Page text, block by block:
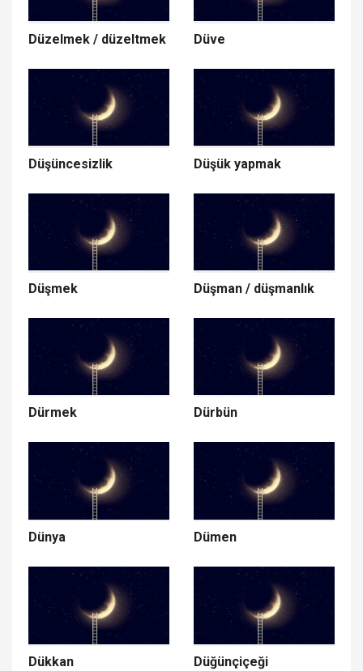
Düzelmek / düzeltmek Düve
Düşüncesizlik Düşük yapmak
Düşmek Düşman / düşmanlık
Dürmek Dürbün
Dünya Dümen
Dükkan Düğünçiçeği